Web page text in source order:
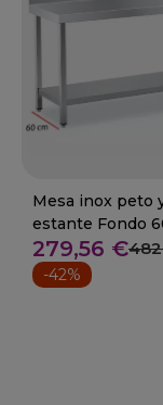
Mesa inox peto
estante Fondo
Desde 60 a 280
279,56 €
-42%